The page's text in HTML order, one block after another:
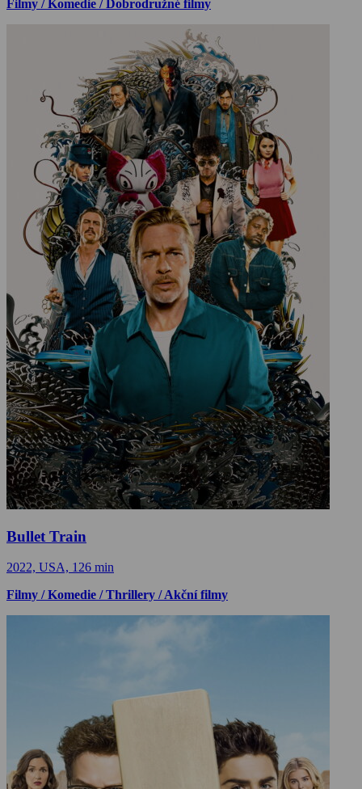
Filmy / Komedie / Dobrodružné filmy
Bullet Train
2022, USA, 126 min
Filmy / Komedie / Thrillery / Akční filmy